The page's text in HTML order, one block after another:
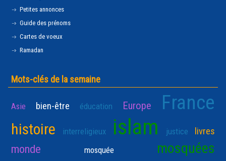
Petites annonces
Guide des prénoms
Cartes de voeux
Ramadan
Mots-clés de la semaine
Asie bien-être éducation Europe France
histoire interreligieux islam justice livres
monde mosquée mosquées